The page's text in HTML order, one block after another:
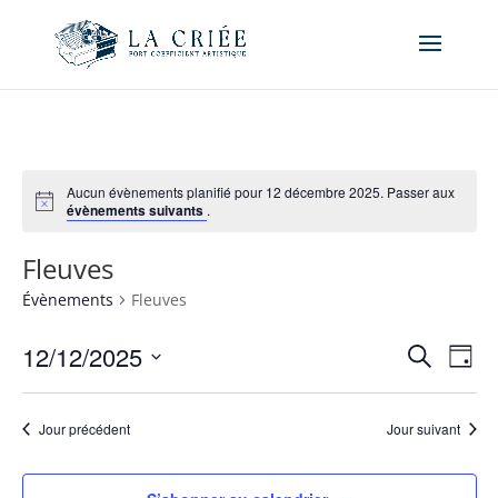
Aucun évènements planifié pour 12 décembre 2025. Passer aux
évènements suivants .
Fleuves
Évènements Fleuves
et
de
vues
Recherche
de
Jour
12/12/2025
date.Jour précédent Jour suivant